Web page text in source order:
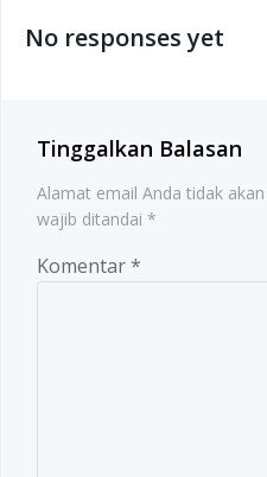
No responses yet
Tinggalkan Balasan
Alamat email Anda tidak
wajib ditandai *
Komentar*